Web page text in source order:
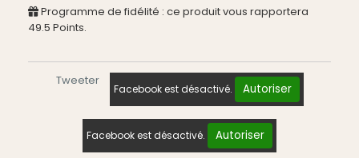
Programme de fidélité : ce produit vous rapportera
49.5 Points.
Tweeter
Facebook est désactivé. Autoriser
Facebook est désactivé. Autoriser